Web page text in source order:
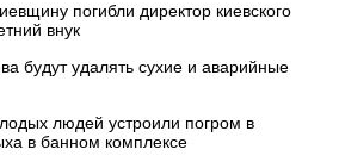
погибли директор киевского
внук
будут удалять сухие и аварийные
людей устроили погром в
в банном комплексе